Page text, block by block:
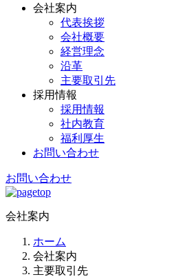
会社案内
代表挨拶
会社概要
経営理念
沿革
主要取引先
採用情報
採用情報
社内教育
福利厚生
お問い合わせ
お問い合わせ
会社案内
ホーム
会社案内
主要取引先